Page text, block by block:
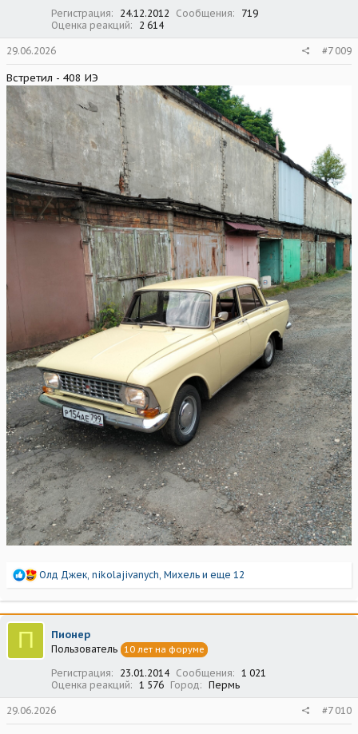
Регистрация 24.12.2012 Сообщения
719
Оценка реакций
2 614
29.06.2026 #7 009
Встретил - 408 ИЭ
Р
а
к
ц
Олд Джек nikolajivanych Михель и еще 12
П Пионер
Пользователь 10 лет на форуме
Регистрация 23.01.2014 Сообщения
1 021
Оценка реакций
1 576 Город Пермь
29.06.2026 #7 010